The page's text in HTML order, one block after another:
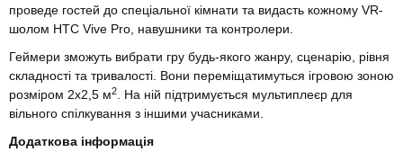
проведе гостей до спеціальної кімнати та видасть кожному VR-
шолом HTC Vive Pro, навушники та контролери.
Геймери зможуть вибрати гру будь-якого жанру, сценарію, рівня
складності та тривалості. Вони переміщатимуться ігровою зоною
розміром 2х2,5 м2
. На ній підтримується мультиплеєр для
вільного спілкування з іншими учасниками.
Додаткова інформація